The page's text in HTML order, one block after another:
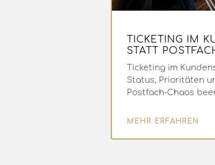
TICKETING IM
STATT
Ticketing im
Status, Prioritäten
Postfach-Chaos
MEHR ERFAHREN